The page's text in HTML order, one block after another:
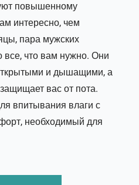
повышенному
интересно, чем
пара мужских
все, что вам нужно. Они
и дышащими, а
вас от пота.
впитывания влаги с
необходимый для